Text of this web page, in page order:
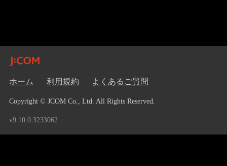
ホーム 利用規約 よくあるご質問
Copyright © JCOM Co., Ltd. All Rights Reserved.
v9.10.0.3233062